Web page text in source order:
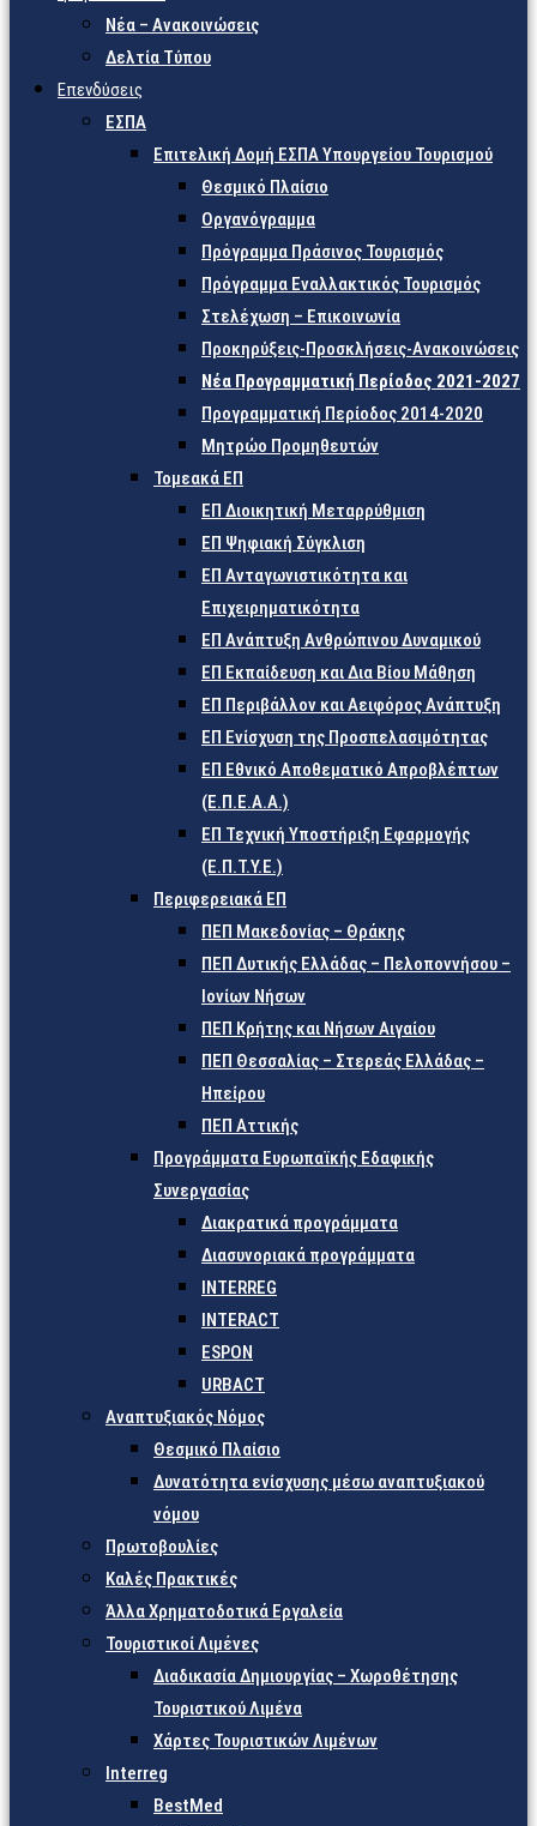
Νέα – Ανακοινώσεις
Δελτία Τύπου
Επενδύσεις
ΕΣΠΑ
Επιτελική Δομή ΕΣΠΑ Υπουργείου Τουρισμού
Θεσμικό Πλαίσιο
Οργανόγραμμα
Πρόγραμμα Πράσινος Τουρισμός
Πρόγραμμα Εναλλακτικός Τουρισμός
Στελέχωση – Επικοινωνία
Προκηρύξεις-Προσκλήσεις-Ανακοινώσεις
Νέα Προγραμματική Περίοδος 2021-2027
Προγραμματική Περίοδος 2014-2020
Μητρώο Προμηθευτών
Τομεακά ΕΠ
ΕΠ Διοικητική Μεταρρύθμιση
ΕΠ Ψηφιακή Σύγκλιση
ΕΠ Ανταγωνιστικότητα και
Επιχειρηματικότητα
ΕΠ Ανάπτυξη Ανθρώπινου Δυναμικού
ΕΠ Εκπαίδευση και Δια Βίου Μάθηση
ΕΠ Περιβάλλον και Αειφόρος Ανάπτυξη
ΕΠ Ενίσχυση της Προσπελασιμότητας
ΕΠ Εθνικό Αποθεματικό Απροβλέπτων
(Ε.Π.Ε.Α.Α.)
ΕΠ Τεχνική Υποστήριξη Εφαρμογής
(Ε.Π.Τ.Υ.Ε.)
Περιφερειακά ΕΠ
ΠΕΠ Μακεδονίας – Θράκης
ΠΕΠ Δυτικής Ελλάδας – Πελοποννήσου –
Ιονίων Νήσων
ΠΕΠ Κρήτης και Νήσων Αιγαίου
ΠΕΠ Θεσσαλίας – Στερεάς Ελλάδας –
Ηπείρου
ΠΕΠ Αττικής
Προγράμματα Ευρωπαϊκής Εδαφικής
Συνεργασίας
Διακρατικά προγράμματα
Διασυνοριακά προγράμματα
INTERREG
INTERACT
ESPON
URBACT
Αναπτυξιακός Νόμος
Θεσμικό Πλαίσιο
Δυνατότητα ενίσχυσης μέσω αναπτυξιακού
νόμου
Πρωτοβουλίες
Καλές Πρακτικές
Άλλα Χρηματοδοτικά Εργαλεία
Τουριστικοί Λιμένες
Διαδικασία Δημιουργίας – Χωροθέτησης
Τουριστικού Λιμένα
Χάρτες Τουριστικών Λιμένων
Interreg
BestMed